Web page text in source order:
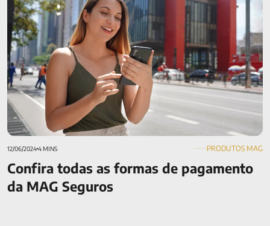
12/06/20244 MINS PRODUTOS MAG
Confira todas as formas de pagamento
da MAG Seguros